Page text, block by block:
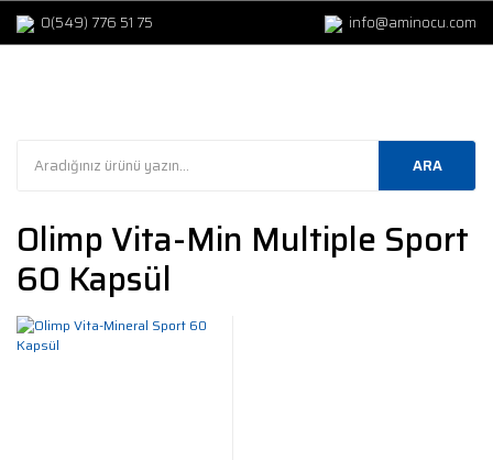
0(549) 776 51 75 info@aminocu.com
ARA
Olimp Vita-Min Multiple Sport
60 Kapsül